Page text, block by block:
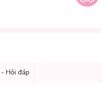
Hỏi đáp